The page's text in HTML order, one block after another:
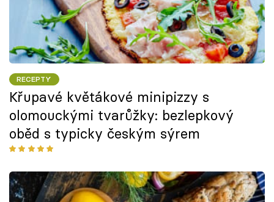
RECEPTY
Křupavé květákové minipizzy s
olomouckými tvarůžky: bezlepkový
oběd s typicky českým sýrem